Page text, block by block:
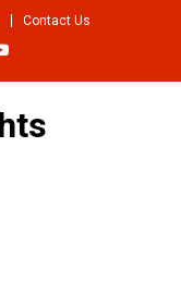
Contact Us